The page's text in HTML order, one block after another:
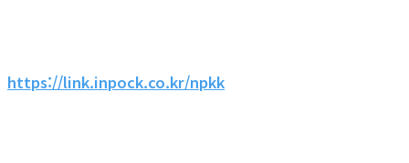
https://link.inpock.co.kr/npkk